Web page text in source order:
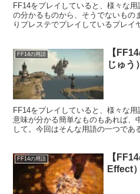
FF14をプレイしていると、様々な
の分かるものから、そうでないもの
りプレステでプレイしているプレイ
FF14の用語
【
じゅう
FF14をプレイしていると、様々な用
意味が分かる簡単なものもあれば、
して。今回はそんな用語の一つであ
FF14の用語
【
Effect